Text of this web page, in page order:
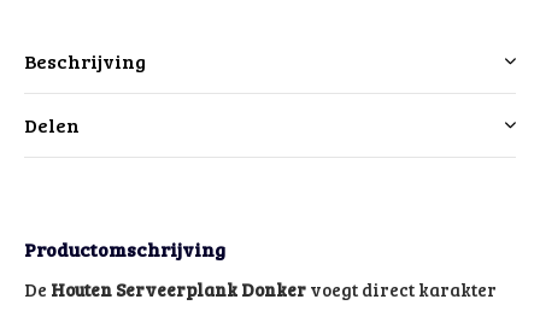
Beschrijving
Delen
Productomschrijving
De Houten Serveerplank Donker voegt direct karakter